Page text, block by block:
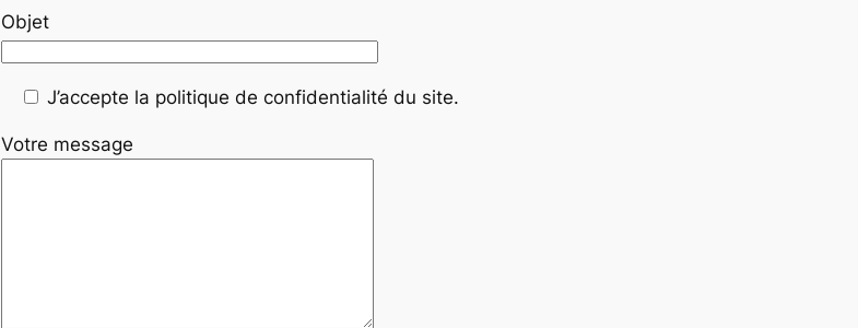
Objet
J’accepte la politique de confidentialité du site.
Votre message